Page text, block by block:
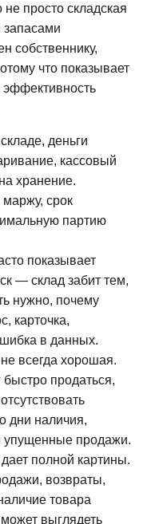
просто складская
запасами
собственнику,
что показывает
эффективность
деньги
кассовый
хранение.
срок
партию
показывает
— склад забит тем,
нужно, почему
карточка,
в данных.
всегда хорошая.
продаться,
дни наличия,
упущенные продажи.
полной картины.
возвраты,
товара
выглядеть